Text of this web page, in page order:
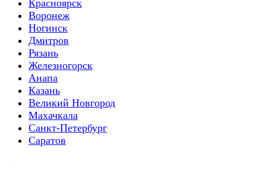
Красноярск
Воронеж
Ногинск
Дмитров
Рязань
Железногорск
Анапа
Казань
Великий Новгород
Махачкала
Санкт-Петербург
Саратов